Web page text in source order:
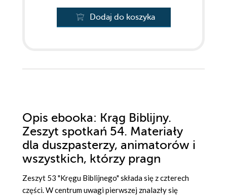
Dodaj do koszyka
Opis ebooka: Krąg Biblijny.
Zeszyt spotkań 54. Materiały
dla duszpasterzy, animatorów i
wszystkich, którzy pragn
Zeszyt 53 "Kręgu Biblijnego" składa się z czterech
części. W centrum uwagi pierwszej znalazły się